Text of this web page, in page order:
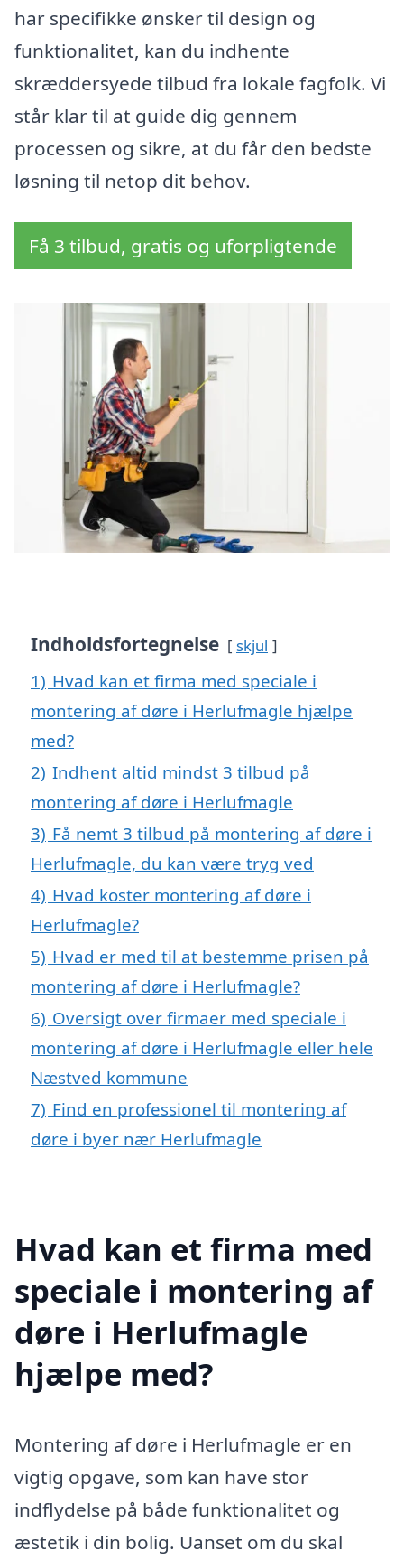
har specifikke ønsker til design og
funktionalitet, kan du indhente
skræddersyede tilbud fra lokale fagfolk. Vi
står klar til at guide dig gennem
processen og sikre, at du får den bedste
løsning til netop dit behov.
Få 3 tilbud, gratis og uforpligtende
Indholdsfortegnelse skjul
1) Hvad kan et firma med speciale i
montering af døre i Herlufmagle hjælpe
med?
2) Indhent altid mindst 3 tilbud på
montering af døre i Herlufmagle
3) Få nemt 3 tilbud på montering af døre i
Herlufmagle, du kan være tryg ved
4) Hvad koster montering af døre i
Herlufmagle?
5) Hvad er med til at bestemme prisen på
montering af døre i Herlufmagle?
6) Oversigt over firmaer med speciale i
montering af døre i Herlufmagle eller hele
Næstved kommune
7) Find en professionel til montering af
døre i byer nær Herlufmagle
Hvad kan et firma med
speciale i montering af
døre i Herlufmagle
hjælpe med?
Montering af døre i Herlufmagle er en
vigtig opgave, som kan have stor
indflydelse på både funktionalitet og
æstetik i din bolig. Uanset om du skal